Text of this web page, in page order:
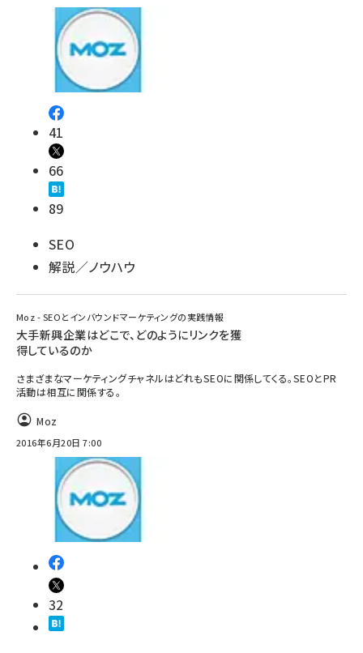
41
66
89
SEO
解説／ノウハウ
Moz - SEOとインバウンドマーケティングの実践情報
大手新興企業はどこで、どのようにリンクを獲
得しているのか
さまざまなマーケティングチャネルはどれもSEOに関係してくる。SEOとPR
活動は相互に関係する。
Moz
2016年6月20日 7:00
32